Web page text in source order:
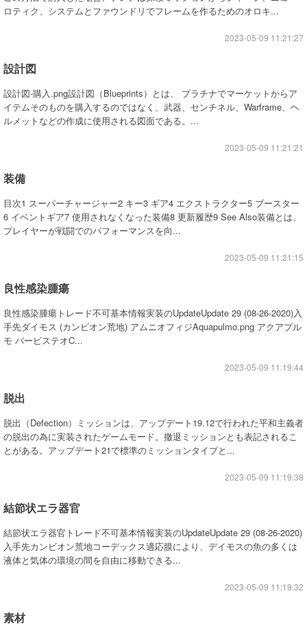
ロティク、システムとファウンドリでフレームを作るためのオロキ...
2023-05-09 11:21:27
設計図
設計図-購入.png設計図（Blueprints）とは、 プラチナでマーケットからア
イテムそのものを購入するのではなく、武器、センチネル、Warframe、ヘ
ルメットなどの作成に使用される図面である。...
2023-05-09 11:21:21
装備
目次1 スーパーチャージャー2 キー3 ギア4 エクストラクター5 ブースター
6 イベントギア7 使用されなくなった装備8 更新履歴9 See Also装備とは、
プレイヤーが戦闘でのパフォーマンスを向...
2023-05-09 11:21:15
良性感染腫瘍
良性感染腫瘍トレード不可基本情報実装のUpdateUpdate 29 (08-26-2020)入
手先ダイモス (カンビオン荒地) アムニオフィジAquapulmo.png アクアプル
モ バービステオC...
2023-05-09 11:19:44
脱出
脱出（Defection）ミッションは、アップデート19.12で行われた平和主義者
の脱出の為に実装されたゲームモード。撤退ミッションとも表記されるこ
とがある。アップデート21で標準のミッションタイプと...
2023-05-09 11:19:38
結節状エラ器官
結節状エラ器官トレード不可基本情報実装のUpdateUpdate 29 (08-26-2020)
入手先カンビオン荒地コーデックス適応膜により、デイモスの魚の多くは
液体と気体の環境の間を自由に移動できる...
2023-05-09 11:19:32
素材